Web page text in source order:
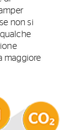
non si
maggiore